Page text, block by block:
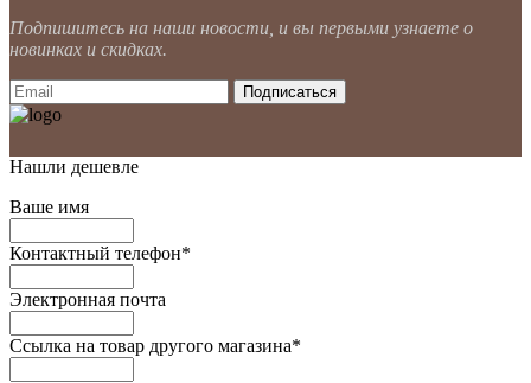
Подпишитесь на наши новости, и вы первыми узнаете о
новинках и скидках.
Нашли дешевле
Ваше имя
Контактный телефон*
Электронная почта
Ссылка на товар другого магазина*